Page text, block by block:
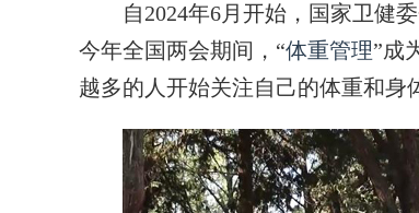
自2024年6月开始，国家卫健委
今年全国两会期间，“体重管理”成
越多的人开始关注自己的体重和身